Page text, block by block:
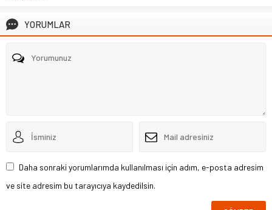
YORUMLAR
Daha sonraki yorumlarımda kullanılması için adım, e-posta adresim
ve site adresim bu tarayıcıya kaydedilsin.